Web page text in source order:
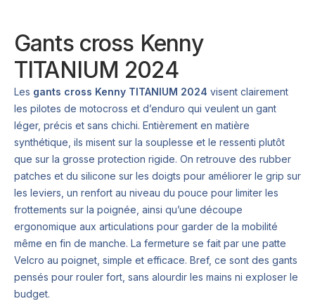
Gants cross Kenny
TITANIUM 2024
Les gants cross Kenny TITANIUM 2024 visent clairement
les pilotes de motocross et d’enduro qui veulent un gant
léger, précis et sans chichi. Entièrement en matière
synthétique, ils misent sur la souplesse et le ressenti plutôt
que sur la grosse protection rigide. On retrouve des rubber
patches et du silicone sur les doigts pour améliorer le grip sur
les leviers, un renfort au niveau du pouce pour limiter les
frottements sur la poignée, ainsi qu’une découpe
ergonomique aux articulations pour garder de la mobilité
même en fin de manche. La fermeture se fait par une patte
Velcro au poignet, simple et efficace. Bref, ce sont des gants
pensés pour rouler fort, sans alourdir les mains ni exploser le
budget.